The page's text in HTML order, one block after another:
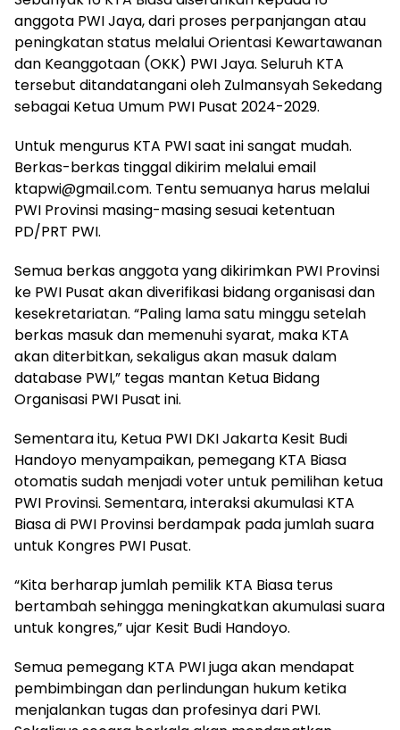
anggota PWI Jaya, dari proses perpanjangan atau
peningkatan status melalui Orientasi Kewartawanan
dan Keanggotaan (OKK) PWI Jaya. Seluruh KTA
tersebut ditandatangani oleh Zulmansyah Sekedang
sebagai Ketua Umum PWI Pusat 2024-2029.
Untuk mengurus KTA PWI saat ini sangat mudah.
Berkas-berkas tinggal dikirim melalui email
ktapwi@gmail.com. Tentu semuanya harus melalui
PWI Provinsi masing-masing sesuai ketentuan
PD/PRT PWI.
Semua berkas anggota yang dikirimkan PWI Provinsi
ke PWI Pusat akan diverifikasi bidang organisasi dan
kesekretariatan. “Paling lama satu minggu setelah
berkas masuk dan memenuhi syarat, maka KTA
akan diterbitkan, sekaligus akan masuk dalam
database PWI,” tegas mantan Ketua Bidang
Organisasi PWI Pusat ini.
Sementara itu, Ketua PWI DKI Jakarta Kesit Budi
Handoyo menyampaikan, pemegang KTA Biasa
otomatis sudah menjadi voter untuk pemilihan ketua
PWI Provinsi. Sementara, interaksi akumulasi KTA
Biasa di PWI Provinsi berdampak pada jumlah suara
untuk Kongres PWI Pusat.
“Kita berharap jumlah pemilik KTA Biasa terus
bertambah sehingga meningkatkan akumulasi suara
untuk kongres,” ujar Kesit Budi Handoyo.
Semua pemegang KTA PWI juga akan mendapat
pembimbingan dan perlindungan hukum ketika
menjalankan tugas dan profesinya dari PWI.